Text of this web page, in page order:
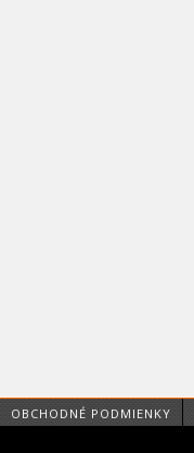
OBCHODNÉ PODMIENKY